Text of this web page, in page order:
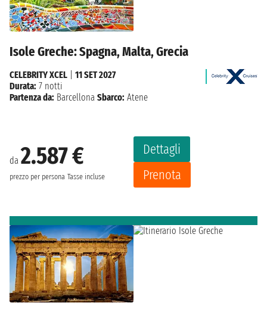
Isole Greche: Spagna, Malta, Grecia
da 2.587 €
prezzo per persona Tasse incluse
Dettagli
Prenota
CELEBRITY XCEL
11 SET 2027
Durata: 7 notti
Partenza da: Barcellona Sbarco: Atene